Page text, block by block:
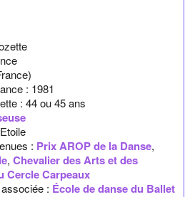
: 1981
: 44 ou 45 ans
: Prix AROP de la Danse,
, Chevalier des Arts et des
Cercle Carpeaux
: École de danse du Ballet